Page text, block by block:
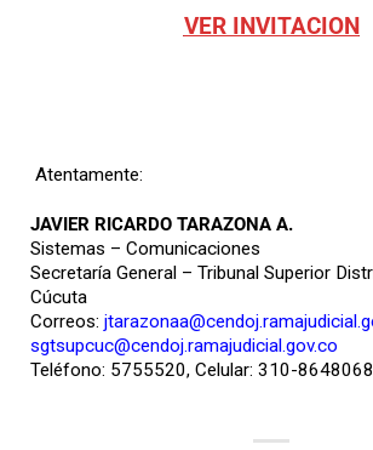
VER INVITACION
Atentamente:
JAVIER RICARDO TARAZONA A.
Sistemas – Comunicaciones
Secretaría General – Tribunal Superior
Cúcuta
Correos:
sgtsupcuc@cendoj.ramajudicial.gov.co
Teléfono: 5755520, Celular: 310-8648068